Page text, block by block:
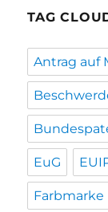
TAG
Antrag auf
EuG
Farbmarke